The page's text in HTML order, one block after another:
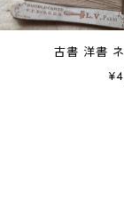
古書 洋書